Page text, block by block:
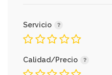
Servicio
Calidad/Precio